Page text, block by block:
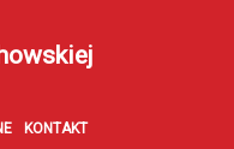
KONTAKT